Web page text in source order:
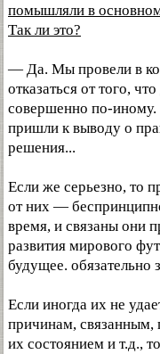
помышляли в
Так ли это?
— Да. Мы провели в
отказаться от того,
совершенно по-иному.
пришли к выводу о
решения...
Если же серьезно, то
от них —
время, и связаны они
развития мирового
будущее. обязательно
Если иногда их не
причинам, связанным,
их состоянием и т.д.,